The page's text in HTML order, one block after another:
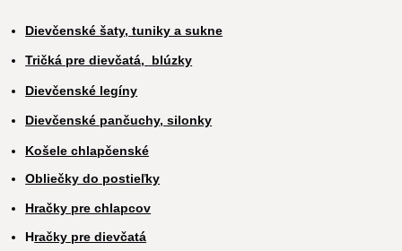
Dievčenské šaty, tuniky a sukne
Tričká pre dievčatá, blúzky
Dievčenské legíny
Dievčenské pančuchy, silonky
Košele chlapčenské
Obliečky do postieľky
Hračky pre chlapcov
Hračky pre dievčatá